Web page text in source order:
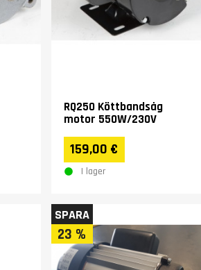
RQ250 Köttbandsåg
motor 550W/230V
159,00 €
I lager
SPARA
23 %